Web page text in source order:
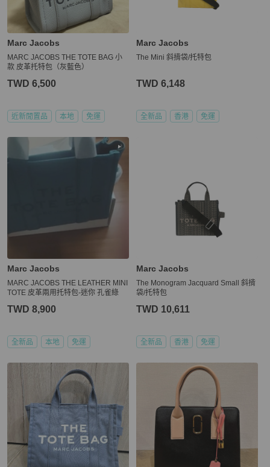
Marc Jacobs
MARC JACOBS THE TOTE BAG 小
款 皮革托特包（灰藍色）
TWD 6,500
近新閒置品 本地 免運
Marc Jacobs
The Mini 斜揹袋/托特包
TWD 6,148
全新品 香港 免運
Marc Jacobs
MARC JACOBS THE LEATHER MINI
TOTE 皮革兩用托特包-迷你 孔雀綠
TWD 8,900
全新品 本地 免運
Marc Jacobs
The Monogram Jacquard Small 斜揹
袋/托特包
TWD 10,611
全新品 香港 免運